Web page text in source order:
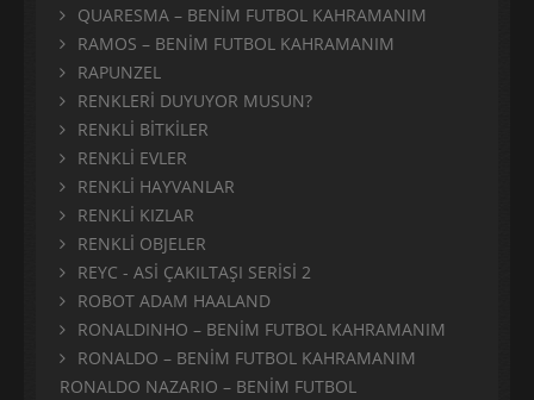
QUARESMA – BENİM FUTBOL KAHRAMANIM
RAMOS – BENİM FUTBOL KAHRAMANIM
RAPUNZEL
RENKLERİ DUYUYOR MUSUN?
RENKLİ BİTKİLER
RENKLİ EVLER
RENKLİ HAYVANLAR
RENKLİ KIZLAR
RENKLİ OBJELER
REYC - ASİ ÇAKILTAŞI SERİSİ 2
ROBOT ADAM HAALAND
RONALDINHO – BENİM FUTBOL KAHRAMANIM
RONALDO – BENİM FUTBOL KAHRAMANIM
RONALDO NAZARIO – BENİM FUTBOL